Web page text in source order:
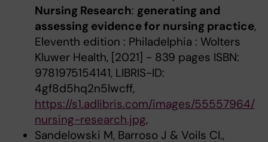
Nursing Research: generating and
assessing evidence for nursing practice,
Eleventh edition : Philadelphia : Wolters
Kluwer Health, [2021] - 839 pages ISBN:
9781975154141, LIBRIS-ID:
4gf8d5hq2n5lwcff,
https://s1.adlibris.com/images/55557964/
nursing-research.jpg,
Sandelowski M, Barroso J & Voils CI.,